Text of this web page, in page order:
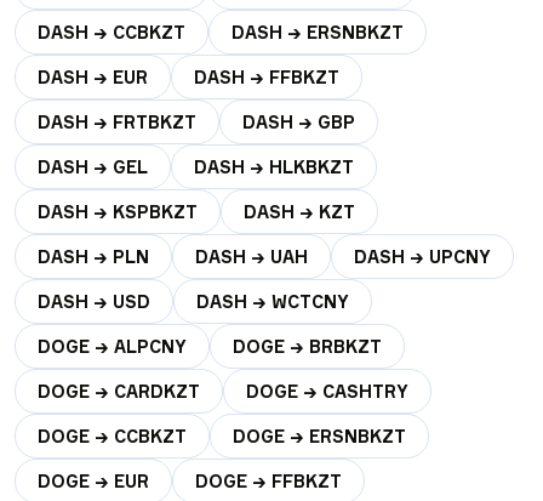
DASH → CCBKZT DASH → ERSNBKZT
DASH → EUR DASH → FFBKZT
DASH → FRTBKZT DASH → GBP
DASH → GEL DASH → HLKBKZT
DASH → KSPBKZT DASH → KZT
DASH → PLN DASH → UAH DASH → UPCNY
DASH → USD DASH → WCTCNY
DOGE → ALPCNY DOGE → BRBKZT
DOGE → CARDKZT DOGE → CASHTRY
DOGE → CCBKZT DOGE → ERSNBKZT
DOGE → EUR DOGE → FFBKZT